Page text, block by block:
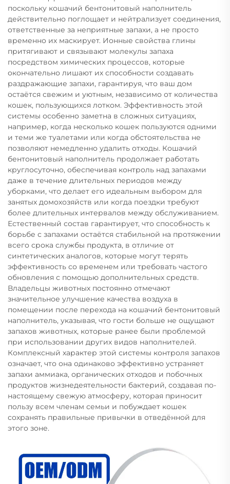
поскольку кошачий бентонитовый наполнитель
действительно поглощает и нейтрализует соединения,
ответственные за неприятные запахи, а не просто
временно их маскирует. Ионные свойства глины
притягивают и связывают молекулы запаха
посредством химических процессов, которые
окончательно лишают их способности создавать
раздражающие запахи, гарантируя, что ваш дом
остаётся свежим и уютным, независимо от количества
кошек, пользующихся лотком. Эффективность этой
системы особенно заметна в сложных ситуациях,
например, когда несколько кошек пользуются одними
и теми же туалетами или когда обстоятельства не
позволяют немедленно удалить отходы. Кошачий
бентонитовый наполнитель продолжает работать
круглосуточно, обеспечивая контроль над запахами
даже в течение длительных периодов между
уборками, что делает его идеальным выбором для
занятых домохозяйств или когда поездки требуют
более длительных интервалов между обслуживанием.
Естественный состав гарантирует, что способность к
борьбе с запахами остаётся стабильной на протяжении
всего срока службы продукта, в отличие от
синтетических аналогов, которые могут терять
эффективность со временем или требовать частого
обновления с помощью дополнительных средств.
Владельцы животных постоянно отмечают
значительное улучшение качества воздуха в
помещении после перехода на кошачий бентонитовый
наполнитель, указывая, что гости больше не ощущают
запахов животных, которые ранее были проблемой
при использовании других видов наполнителей.
Комплексный характер этой системы контроля запахов
означает, что она одинаково эффективно устраняет
запахи аммиака, органических отходов и побочных
продуктов жизнедеятельности бактерий, создавая по-
настоящему свежую атмосферу, которая приносит
пользу всем членам семьи и побуждает кошек
сохранять правильные привычки в отведённой для
этого зоне.